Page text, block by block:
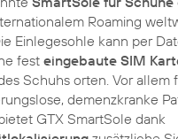
Roaming
Einlegesohle kann per
fest eingebaute SIM
Schuhs orten. Vor allem
demenzkranke
GTX SmartSole dank